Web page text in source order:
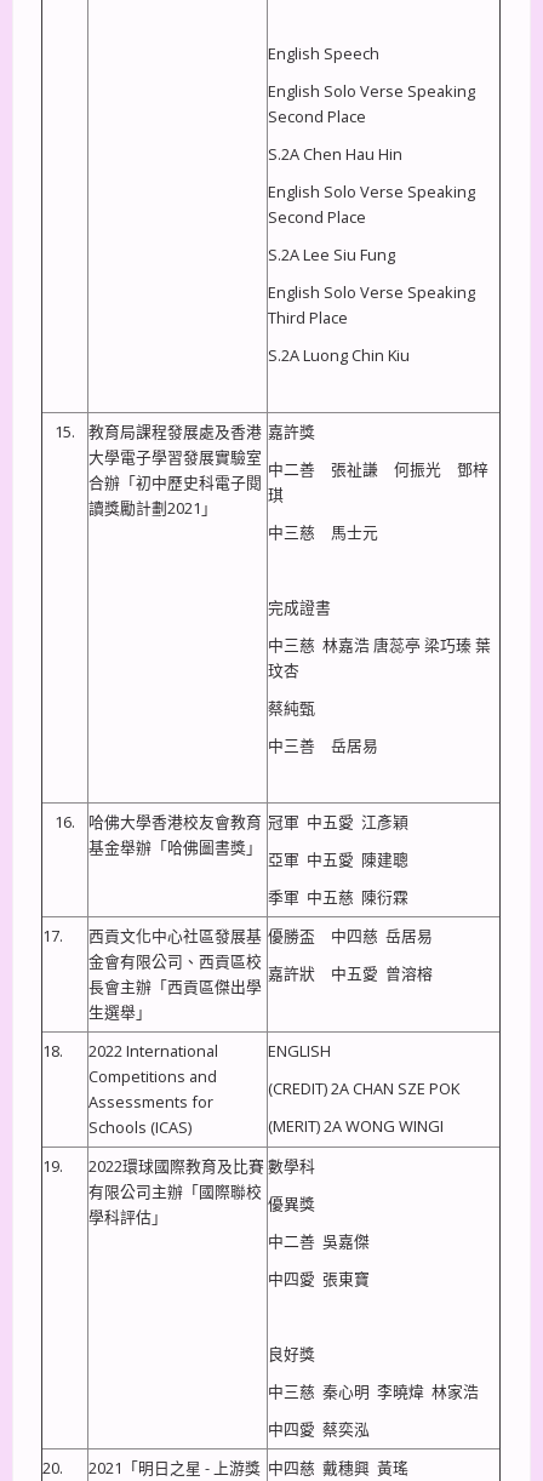
English Speech
English Solo Verse Speaking
Second Place
S.2A Chen Hau Hin
English Solo Verse Speaking
Second Place
S.2A Lee Siu Fung
English Solo Verse Speaking
Third Place
S.2A Luong Chin Kiu
15.
教育局課程發展處及香港
大學電子學習發展實驗室
合辦「初中歷史科電子閱
讀獎勵計劃2021」
嘉許獎
中二善 張祉謙 何振光 鄧梓
琪
中三慈 馬士元
完成證書
中三慈 林嘉浩 唐蕊亭 梁巧瑧 葉
玟杏
蔡純甄
中三善 岳居易
16.
哈佛大學香港校友會教育
基金舉辦「哈佛圖書獎」
冠軍 中五愛 江彥穎
亞軍 中五愛 陳建聰
季軍 中五慈 陳衍霖
17.
西貢文化中心社區發展基
金會有限公司、西貢區校
長會主辦「西貢區傑出學
生選舉」
優勝盃 中四慈 岳居易
嘉許狀 中五愛 曾溶榕
18.
2022 International
Competitions and
Assessments for
Schools (ICAS)
ENGLISH
(CREDIT) 2A CHAN SZE POK
(MERIT) 2A WONG WINGI
19.
2022環球國際教育及比賽
有限公司主辦「國際聯校
學科評估」
數學科
優異獎
中二善 吳嘉傑
中四愛 張東寶
良好獎
中三慈 秦心明 李曉煒 林家浩
中四愛 蔡奕泓
20.
2021「明日之星 - 上游獎 中四慈 戴穗興 黃瑤